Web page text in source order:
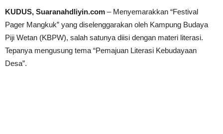
KUDUS, Suaranahdliyin.com – Menyemarakkan “Festival
Pager Mangkuk” yang diselenggarakan oleh Kampung Budaya
Piji Wetan (KBPW), salah satunya diisi dengan materi literasi.
Tepanya mengusung tema “Pemajuan Literasi Kebudayaan
Desa”.